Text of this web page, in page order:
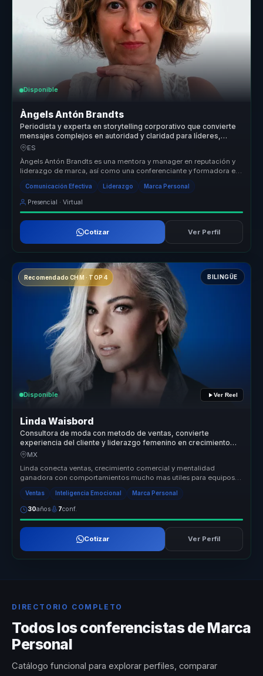
Disponible
Àngels Antón Brandts
Periodista y experta en storytelling corporativo que convierte
mensajes complejos en autoridad y claridad para líderes,
portavoces y organizaciones.
ES
Àngels Antón Brandts es una mentora y manager en reputación y
liderazgo de marca, así como una conferenciante y formadora en
comunicación...
Comunicación Efectiva Liderazgo Marca Personal
Presencial · Virtual
Cotizar Ver Perfil
Recomendado CHM · TOP 4 BILINGÜE
Disponible Ver Reel
Linda Waisbord
Consultora de moda con metodo de ventas, convierte
experiencia del cliente y liderazgo femenino en crecimiento
comercial para marcas.
MX
Linda conecta ventas, crecimiento comercial y mentalidad
ganadora con comportamientos mucho mas utiles para equipos
que necesitan sostene...
Ventas Inteligencia Emocional Marca Personal
30años 7conf.
Cotizar Ver Perfil
DIRECTORIO COMPLETO
Todos los conferencistas de Marca
Personal
Catálogo funcional para explorar perfiles, comparar